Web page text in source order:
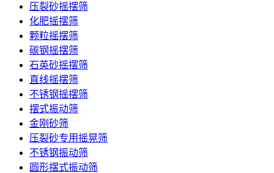
压裂砂摇摆筛
化肥摇摆筛
颗粒摇摆筛
碳钢摇摆筛
石英砂摇摆筛
直线摇摆筛
不锈钢摇摆筛
摆式振动筛
金刚砂筛
压裂砂专用摇晃筛
不锈钢振动筛
圆形摆式振动筛